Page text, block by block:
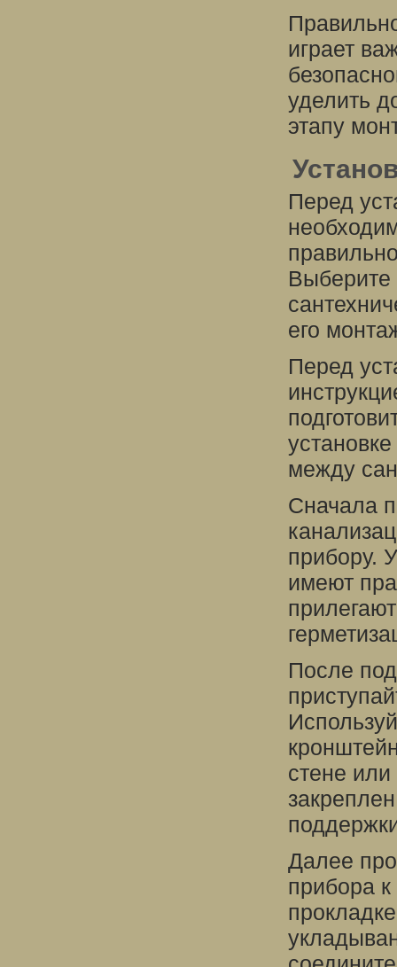
играет
уделить
этапу
Перед
Выберите
его
Перед
между
Сначала
прибору.
имеют
После
стене
Далее
прибора